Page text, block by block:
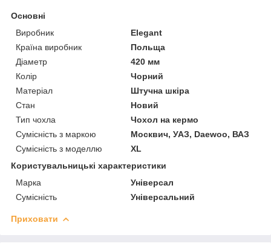
Основні
Виробник
Elegant
Країна виробник
Польща
Діаметр
420 мм
Колір
Чорний
Матеріал
Штучна шкіра
Стан
Новий
Тип чохла
Чохол на кермо
Сумісність з маркою
Москвич, УАЗ, Daewoo, ВАЗ
Сумісність з моделлю
XL
Користувальницькі характеристики
Марка
Універсал
Сумісність
Універсальний
Приховати